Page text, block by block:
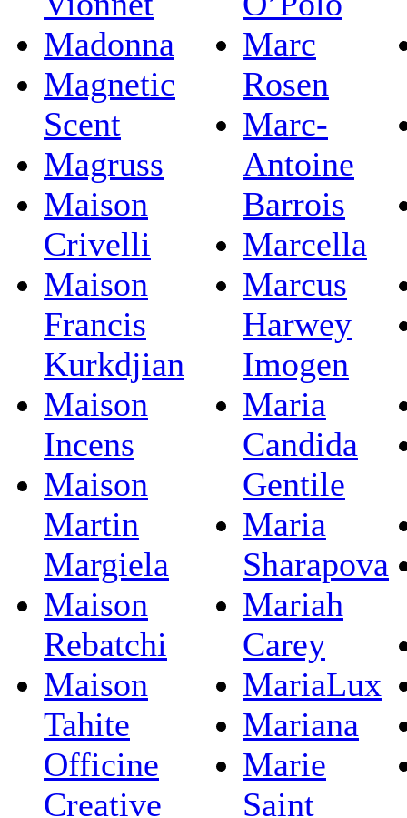
Madonna
Magnetic
Scent
Magruss
Maison
Crivelli
Maison
Francis
Kurkdjian
Maison
Incens
Maison
Martin
Margiela
Maison
Rebatchi
Maison
Tahite
Officine
Creative
Marc
Rosen
Marc-
Antoine
Barrois
Marcella
Marcus
Harwey
Imogen
Maria
Candida
Gentile
Maria
Sharapova
Mariah
Carey
MariaLux
Mariana
Marie
Saint